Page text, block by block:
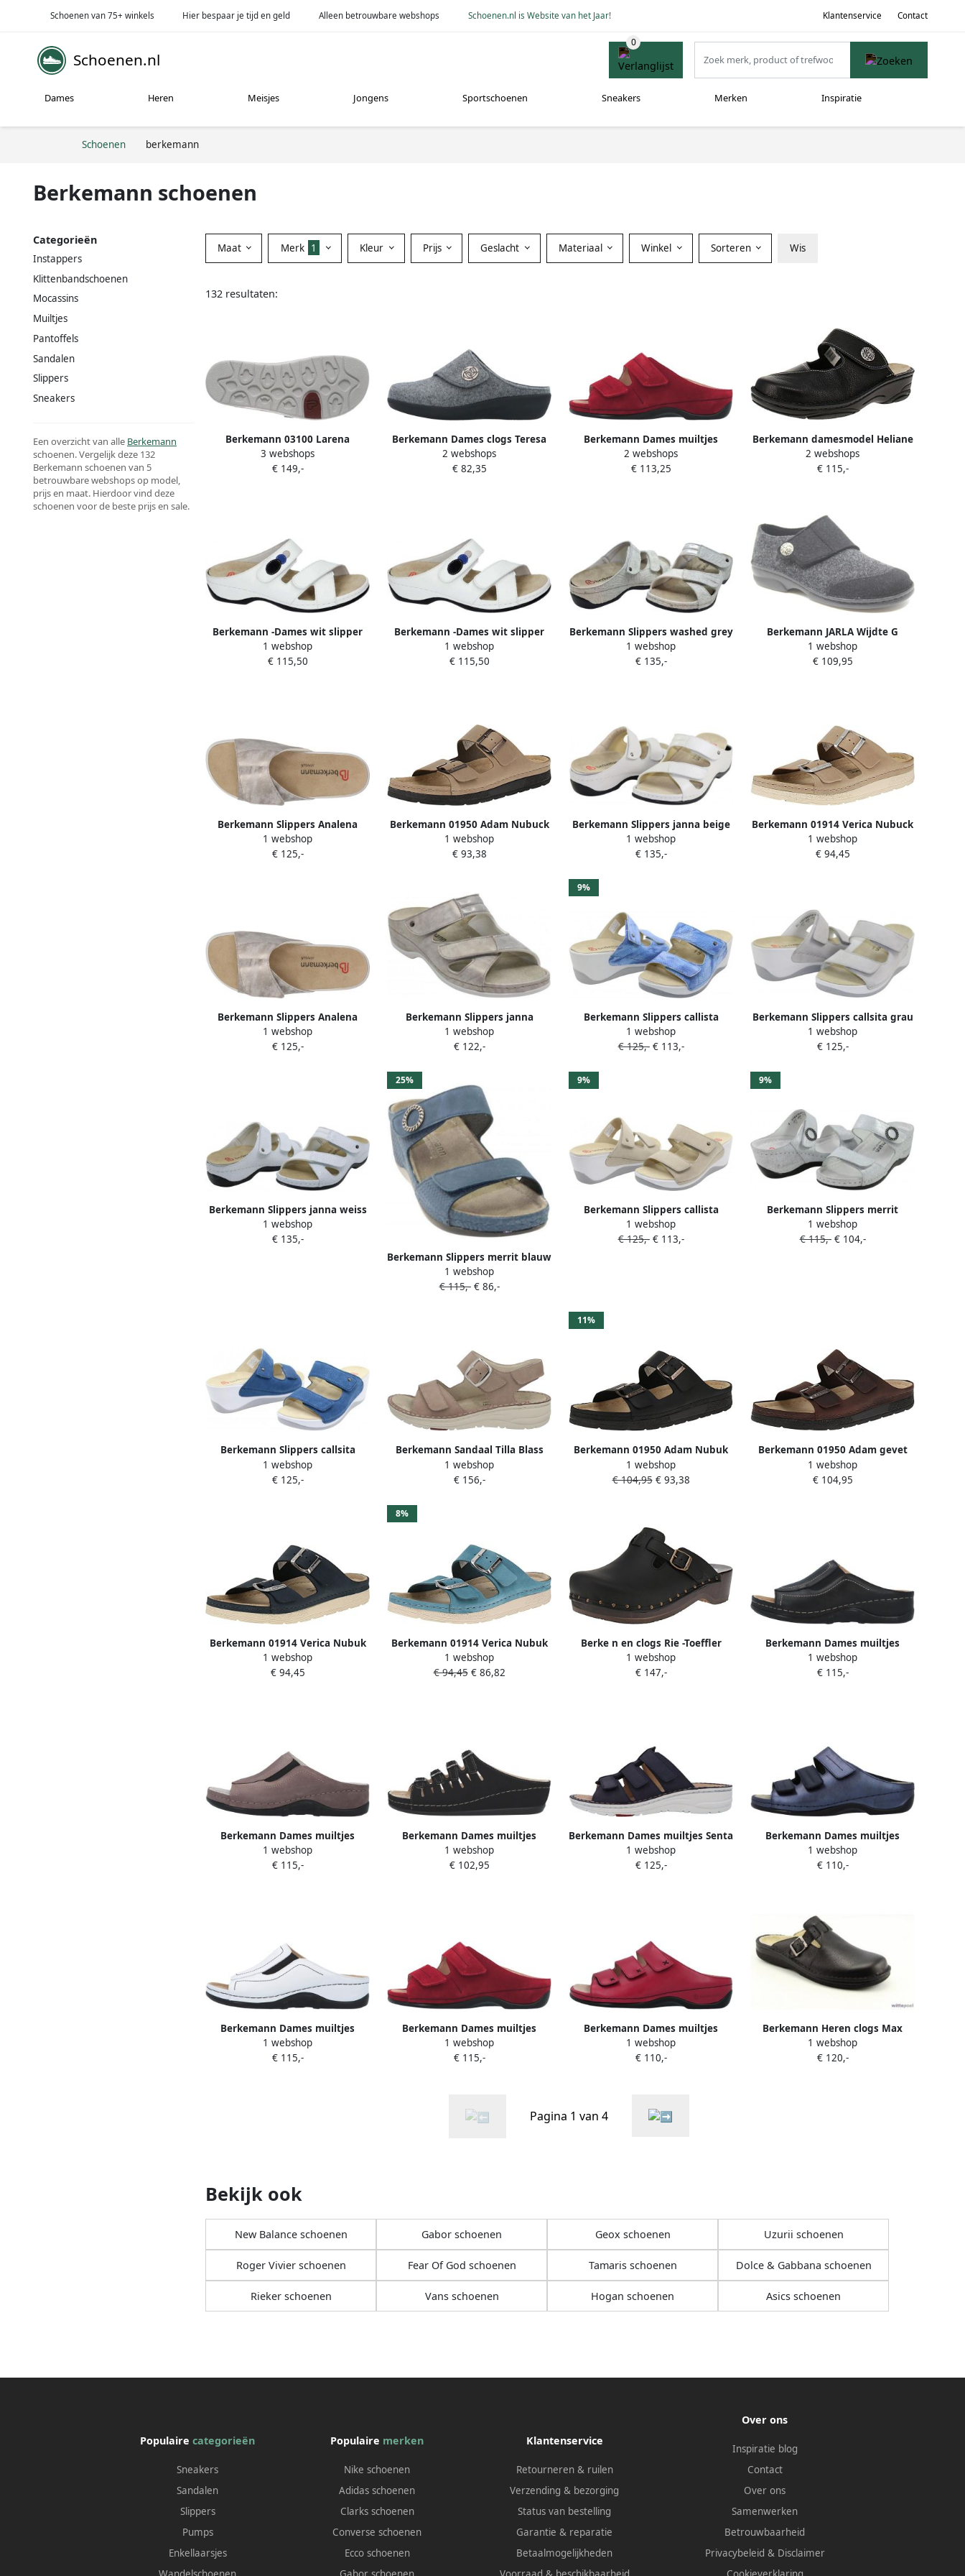
Schoenen van 75+ winkels Hier bespaar je tijd en geld Alleen betrouwbare webshops Schoenen.nl is Website van het Jaar! Klantenservice Contact
Schoenen.nl
Dames Heren Meisjes Jongens Sportschoenen Sneakers Merken Inspiratie
Schoenen berkemann
Berkemann schoenen
Categorieën
Instappers
Klittenbandschoenen
Mocassins
Muiltjes
Pantoffels
Sandalen
Slippers
Sneakers
Een overzicht van alle Berkemann
schoenen. Vergelijk deze 132
Berkemann schoenen van 5
betrouwbare webshops op model,
prijs en maat. Hierdoor vind deze
schoenen voor de beste prijs en sale.
Maat Merk 1 Kleur Prijs Geslacht Materiaal Winkel Sorteren Wis
132 resultaten:
Berkemann 03100 Larena
Damessandalen 617-grijs-nubuck
3 webshops
€ 149,-
Berkemann Dames clogs Teresa
2 webshops
€ 82,35
Berkemann Dames muiltjes
Fedora
2 webshops
€ 113,25
Berkemann damesmodel Heliane
slipper 03457-982 Zwart
Sportnappa stretch (G-I) 1 2 en
2 webshops
€ 115,-
Berkemann -Dames wit slipper
muiltje
1 webshop
€ 115,50
Berkemann -Dames wit slipper
muiltje
1 webshop
€ 115,50
Berkemann Slippers washed grey
linen
1 webshop
€ 135,-
Berkemann JARLA Wijdte G
1 webshop
€ 109,95
Berkemann Slippers Analena
04504-776 Bronskleurig en
1 webshop
€ 125,-
Berkemann 01950 Adam Nubuck
Herenpantoffel 734-zand
1 webshop
€ 93,38
Berkemann Slippers janna beige
perlato stretch sl
1 webshop
€ 135,-
Berkemann 01914 Verica Nubuck
Damespantoffel 734-zand
1 webshop
€ 94,45
Berkemann Slippers Analena
04504-776 Bronskleurig en
1 webshop
€ 125,-
Berkemann Slippers janna
altsilber slipper
1 webshop
€ 122,-
9%
Berkemann Slippers callista
washed jeans slipper
1 webshop
€ 125,-€ 113,-
Berkemann Slippers callsita grau
nubuk slipper
1 webshop
€ 125,-
Berkemann Slippers janna weiss
stretch slipper
1 webshop
€ 135,-
25%
Berkemann Slippers merrit blauw
nubuk slipper
1 webshop
€ 115,-€ 86,-
9%
Berkemann Slippers callista
sandbeige slipper
1 webshop
€ 125,-€ 113,-
9%
Berkemann Slippers merrit
gunsilver leder slipper
1 webshop
€ 115,-€ 104,-
Berkemann Slippers callsita
tiefblau slipper
1 webshop
€ 125,-
Berkemann Sandaal Tilla Blass
Rose Nubuk 2 3
1 webshop
€ 156,-
11%
Berkemann 01950 Adam Nubuk
Heren muiltjes 910-Zwart
1 webshop
€ 104,95€ 93,38
Berkemann 01950 Adam gevet
leer Herenmuiltje 453-Mocha
1 webshop
€ 104,95
Berkemann 01914 Verica Nubuk
Damesschoenen 320-
Donkerblauw
1 webshop
€ 94,45
8%
Berkemann 01914 Verica Nubuk
Damesschoenen 348-Caribisch
blauw
1 webshop
€ 94,45€ 86,82
Berke n en clogs Rie -Toeffler
1 webshop
€ 147,-
Berkemann Dames muiltjes
Isabella
1 webshop
€ 115,-
Berkemann Dames muiltjes
Isabella
1 webshop
€ 115,-
Berkemann Dames muiltjes
Hassel
1 webshop
€ 102,95
Berkemann Dames muiltjes Senta
1 webshop
€ 125,-
Berkemann Dames muiltjes
Andrea
1 webshop
€ 110,-
Berkemann Dames muiltjes
Isabella
1 webshop
€ 115,-
Berkemann Dames muiltjes
Fedora
1 webshop
€ 115,-
Berkemann Dames muiltjes
Franziska
1 webshop
€ 110,-
Berkemann Heren clogs Max
1 webshop
€ 120,-
Pagina 1 van 4
Bekijk ook
New Balance schoenen Gabor schoenen Geox schoenen Uzurii schoenen
Roger Vivier schoenen Fear Of God schoenen Tamaris schoenen Dolce & Gabbana schoenen
Rieker schoenen Vans schoenen Hogan schoenen Asics schoenen
Populairecategorieën
Sneakers
Sandalen
Slippers
Pumps
Enkellaarsjes
Populaire merken
Nike schoenen
Adidas schoenen
Clarks schoenen
Converse schoenen
Ecco schoenen
Klantenservice
Retourneren & ruilen
Verzending & bezorging
Status van bestelling
Garantie & reparatie
Betaalmogelijkheden
Over ons
Inspiratie blog
Contact
Over ons
Samenwerken
Betrouwbaarheid
Privacybeleid & Disclaimer